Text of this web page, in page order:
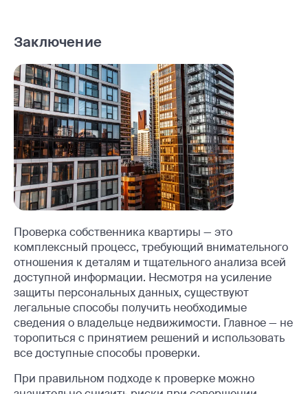
Заключение
Проверка собственника квартиры — это
комплексный процесс, требующий внимательного
отношения к деталям и тщательного анализа всей
доступной информации. Несмотря на усиление
защиты персональных данных, существуют
легальные способы получить необходимые
сведения о владельце недвижимости. Главное — не
торопиться с принятием решений и использовать
все доступные способы проверки.
При правильном подходе к проверке можно